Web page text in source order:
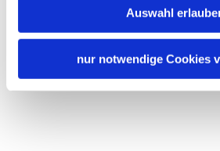
Auswahl
nur notwendige Cookies